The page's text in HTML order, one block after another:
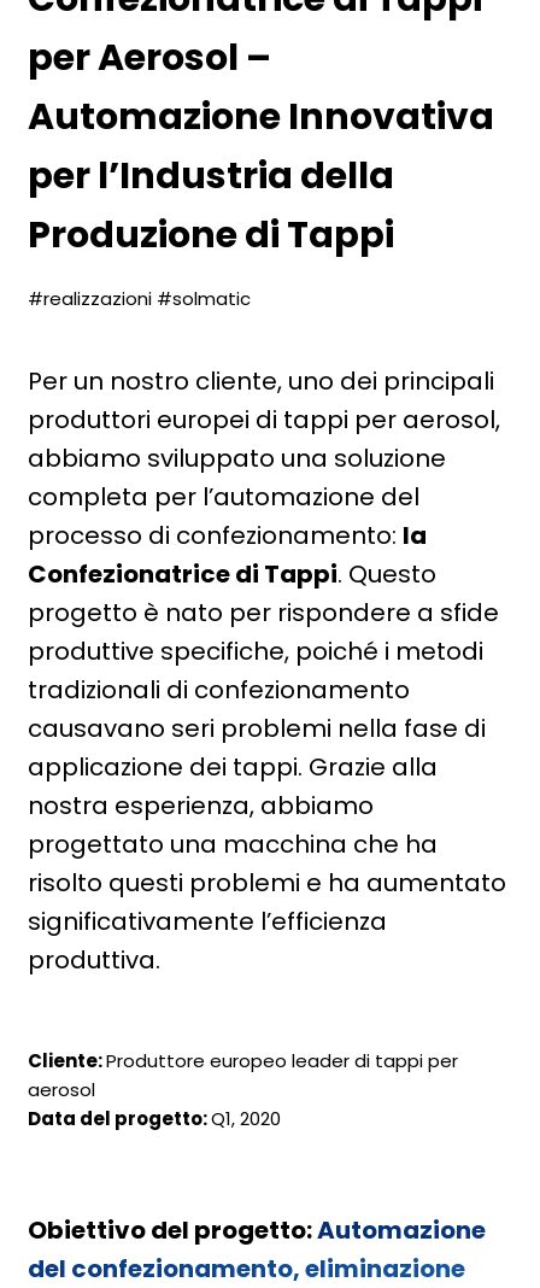
per Aerosol –
Automazione Innovativa
per l’Industria della
Produzione di Tappi
#realizzazioni #solmatic
Per un nostro cliente, uno dei principali
produttori europei di tappi per aerosol,
abbiamo sviluppato una soluzione
completa per l’automazione del
processo di confezionamento: la
Confezionatrice di Tappi. Questo
progetto è nato per rispondere a sfide
produttive specifiche, poiché i metodi
tradizionali di confezionamento
causavano seri problemi nella fase di
applicazione dei tappi. Grazie alla
nostra esperienza, abbiamo
progettato una macchina che ha
risolto questi problemi e ha aumentato
significativamente l’efficienza
produttiva.
Cliente:Produttore europeo leader di tappi per
aerosol
Data del progetto:Q1, 2020
Obiettivo del progetto:Automazione
del confezionamento, eliminazione